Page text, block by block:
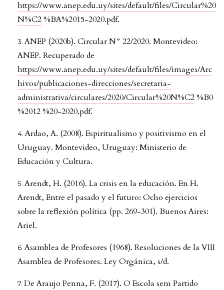
https://www.anep.edu.uy/sites/default/files/Circular%20
N%C2%BA%2015-2020.pdf.
ANEP (2020b). Circular N° 22/2020. Montevideo:
ANEP. Recuperado de
https://www.anep.edu.uy/sites/default/files/images/Arc
hivos/publicaciones-direcciones/secretaria-
administrativa/circulares/2020/Circular%20N%C2%B0
%2012 %20-2020.pdf.
Ardao, A. (2008). Espiritualismo y positivismo en el
Uruguay. Montevideo, Uruguay: Ministerio de
Educación y Cultura.
Arendt, H. (2016). La crisis en la educación. En H.
Arendt, Entre el pasado y el futuro: Ocho ejercicios
sobre la reflexión política (pp. 269-301). Buenos Aires:
Ariel.
Asamblea de Profesores (1968). Resoluciones de la VIII
Asamblea de Profesores. Ley Orgánica, s/d.
De Araujo Penna, F. (2017). O Escola sem Partido